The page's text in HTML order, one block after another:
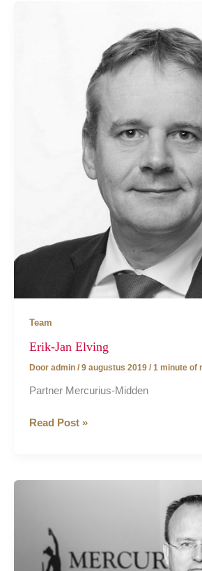
Team
Erik-Jan Elving
Door admin / 9 augustus 2019 / 1 minute of
Partner Mercurius-Midden
Erik-
Read Post »